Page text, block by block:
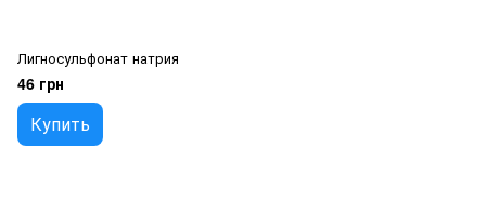
Лигносульфонат натрия
46 грн
Купить